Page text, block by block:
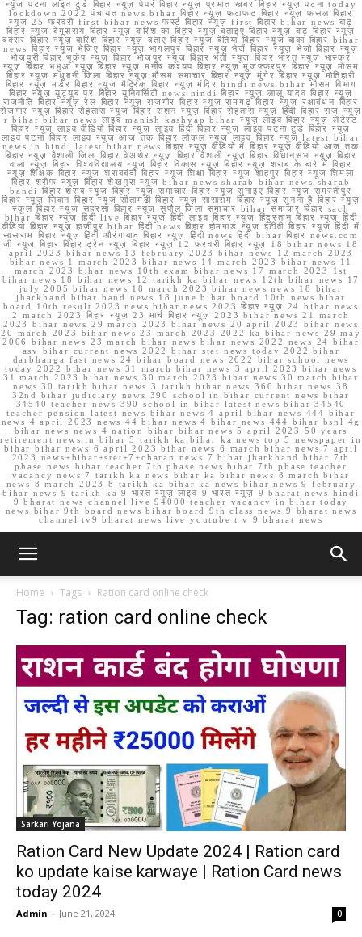
न्यूज़ पटना लाइव टुडे बिहार न्यूज़ पेपर बिहार न्यूज़ प्रभात खबर बिहार न्यूज़ पटना today
lockdown 2022 पंचायत news bihar बिहार न्यूज़ फटाफट बिहार न्यूज़ फसल बिहार
न्यूज़ 25 फरवरी first bihar news फर्स्ट बिहार न्यूज़ first बिहार bihar news बाढ़
बिहार न्यूज़ बेगूसराय बिहार न्यूज़ बारिश का बिहार न्यूज़ बताइए बिहार न्यूज़ बाढ़ बिहार न्यूज़
बक्सर बिहार न्यूज़ बारिश बिहार न्यूज़ बताएं बिहार न्यूज़ बेतिया बिहार न्यूज़ बांका बिहार bihar
news बिहार न्यूज़ भेजिए बिहार न्यूज़ भागलपुर बिहार न्यूज़ भेजें बिहार न्यूज़ भेजो बिहार न्यूज़
भोजपुरी बिहार भूकंप न्यूज़ बिहार भोजपुर न्यूज़ बिहार भर्ती न्यूज़ बिहार भारत न्यूज़ भास्कर
न्यूज़ बिहार भभुआ न्यूज़ बिहार न्यूज़ मनीष कश्यप बिहार न्यूज़ मुजफ्फरपुर बिहार न्यूज़ मौसम
बिहार न्यूज़ मधुबनी जिला बिहार न्यूज़ मौसम समाचार बिहार न्यूज़ मुंगेर बिहार न्यूज़ मोतिहारी
बिहार न्यूज़ मर्डर बिहार न्यूज़ मैट्रिक बिहार न्यूज़ मंदिर hindi news bihar मौसम विभाग
बिहार न्यूज़ यूट्यूब पर बिहार यूनिवर्सिटी news hindi बिहार न्यूज़ लालू यादव बिहार न्यूज़
राजनीति बिहार न्यूज़ रेल बिहार न्यूज़ राजगीर बिहार न्यूज़ रामगढ़ बिहार न्यूज़ रक्षाबंधन बिहार
रोजगार न्यूज़ बिहार रोहतास न्यूज़ बिहार राशन न्यूज़ बिहार रोहतास न्यूज़ हिंदी बिहार राज न्यूज़
r bihar bihar news लाइव manish kashyap bihar न्यूज़ लाइव बिहार न्यूज़ लेटेस्ट
बिहार न्यूज़ लाइव वीडियो बिहार न्यूज़ लाइव हिंदी बिहार न्यूज़ लाइव पटना टुडे बिहार न्यूज़
लाइव पटना बिहार लाइव न्यूज़ आज तक बिहार लोकल न्यूज़ लाइव बिहार न्यूज़ latest bihar
news in hindi latest bihar news बिहार न्यूज़ वीडियो में बिहार न्यूज़ वीडियो आज तक
बिहार न्यूज़ वैशाली जिला बिहार वेअथेर न्यूज़ बिहार वैशाली न्यूज़ बिहार विधानसभा न्यूज़ बिहार
वाला न्यूज़ बिहार विश्वविद्यालय न्यूज़ बिहार विकास न्यूज़ बिहार न्यूज़ शराब के बारे में बिहार
न्यूज़ शिक्षक बिहार न्यूज़ शराबबंदी बिहार न्यूज़ शिक्षा बिहार न्यूज़ शाहपुर बिहार न्यूज़ शिमला
बिहार शरीफ न्यूज़ बिहार शेखपुरा न्यूज़ bihar news sharab bihar news sharab
bandi बिहार शराब न्यूज़ बिहार न्यूज़ समाचार बिहार न्यूज़ सुनाइए बिहार न्यूज़ समस्तीपुर
बिहार न्यूज़ सिवान बिहार न्यूज़ सीतामढ़ी बिहार न्यूज़ सासाराम बिहार न्यूज़ सुनना है बिहार न्यूज़
स्कूल बिहार न्यूज़ सहरसा बिहार न्यूज़ सुपौल जिला समाचार bihar समाचार बिहार sach
bihar बिहार न्यूज़ हिंदी live बिहार न्यूज़ हिंदी लाइव बिहार न्यूज़ हिंदुस्तान बिहार न्यूज़ हिंदी
वीडियो बिहार न्यूज़ हाजीपुर bihar हिंदी news बिहार होमगार्ड न्यूज़ ईटीवी बिहार न्यूज़ हिंदी में
सासाराम बिहार न्यूज़ हिंदी औरंगाबाद बिहार न्यूज़ हिंदी news हिंदी bihar बिहार news.com
जी न्यूज बिहार बिहार ट्रेन न्यूज़ बिहार न्यूज़ 12 फरवरी बिहार न्यूज़ 18 bihar news 18
april 2023 bihar news 13 february 2023 bihar news 12 march 2023
bihar news 1 march 2023 bihar news 14 march 2023 bihar news 11
march 2023 bihar news 10th exam bihar news 17 march 2023 1st
bihar news 18 bihar news 12 tarikh ka bihar news 12th bihar news 17
july 2005 bihar news 18 march 2023 bihar news news 18 bihar
jharkhand bihar band news 18 june bihar board 10th news bihar
board 10th result 2023 news bihar news 2023 बिहार न्यूज़ 24 bihar news
2 march 2023 बिहार न्यूज़ 23 मार्च बिहार न्यूज़ 2023 bihar news 21 march
2023 bihar news 29 march 2023 bihar news 20 april 2023 bihar news
20 march 2023 bihar news 23 march 2023 2022 ka bihar news 29 may
2006 bihar news 23 march bihar news bihar news 2022 news 24 bihar
asv bihar current news 2022 bihar stet news today 2022 bihar
darbhanga fast news 24 bihar board news 2022 bihar school news
today 2022 bihar news 31 march bihar news 3 april 2023 bihar news
31 march 2023 bihar news 30 march 2023 bihar news 30 march bihar
news 30 tarikh bihar news 3 tarikh bihar news 360 bihar news 38
32nd bihar judiciary news 390 school in bihar current news bihar
34540 teacher news 390 school in bihar latest news bihar 34540
teacher pension latest news bihar news 4 april bihar news 444 bihar
news 4 april 2023 news 44 bihar news 4 bihar news 444 bihar bsnl 4g
bihar news news 4 nation bihar bihar news 5 april 2023 50 years
retirement news in bihar 5 tarikh ka bihar ka news top 5 newspaper in
bihar bihar news 6 april 2023 bihar news 6 march bihar news 7 april
2023 news+bihar+stet+7+charan news 7 bihar jharkhand bihar 7th
phase news bihar teacher 7th phase news bihar 7th phase teacher
vacancy news 7 tarikh ka news bihar ka bihar news 8 march bihar
news 8 march 2023 8 tarikh ka bihar ka news bihar news 9 february
bihar news 9 tarikh ka 9 भारत न्यूज़ लाइव 9 भारत न्यूज़ 9 bharat news hindi
9 bharat news channel live 94000 teacher vacancy in bihar today
news bihar 9th board news bihar board 9th class news 9 bharat news
channel tv9 bharat news live youtube t v 9 bharat news
Home Tags Ration card online check
Tag: ration card online check
Sarkari Yojana
Ration Card New Update 2024 | Ration card
ko update kaise karwaye | Ration Card news
today 2024
Admin - June 21, 2024 0